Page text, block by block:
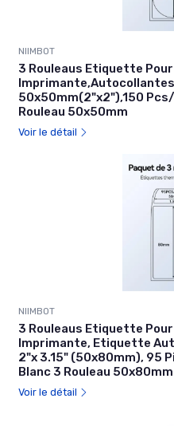
NIIMBOT
3 Rouleaus Etiquette Pour
50x50mm(2"x2"),150
Rouleau 50x50mm
Voir le détail
NIIMBOT
3 Rouleaus Etiquette Pour
Imprimante, Etiquette
2"x 3.15" (50x80mm), 95
Blanc 3 Rouleau 50x80mm
Voir le détail